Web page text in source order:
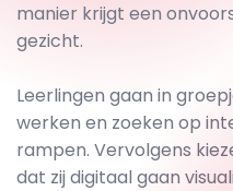
manier krijgt een
gezicht.
Leerlingen gaan in
werken en zoeken op
rampen. Vervolgens
dat zij digitaal gaan